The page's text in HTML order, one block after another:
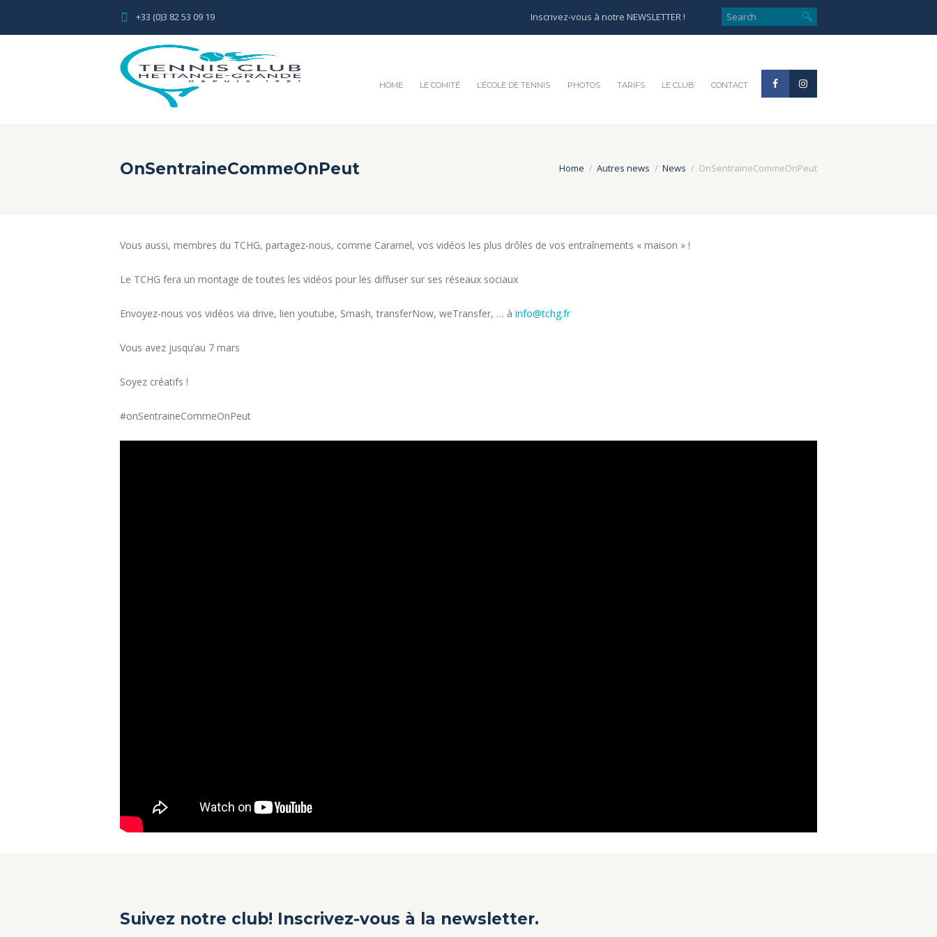
+33 (0)3 82 53 09 19 Inscrivez-vous à notre NEWSLETTER !
HOME LE COMITÉ L’ÉCOLE DE TENNIS PHOTOS TARIFS LE CLUB CONTACT
OnSentraineCommeOnPeut Home Autres news News OnSentraineCommeOnPeut
Vous aussi, membres du TCHG, partagez-nous, comme Caramel, vos vidéos les plus drôles de vos entraînements « maison » !
Le TCHG fera un montage de toutes les vidéos pour les diffuser sur ses réseaux sociaux
Envoyez-nous vos vidéos via drive, lien youtube, Smash, transferNow, weTransfer, … à info@tchg.fr
Vous avez jusqu’au 7 mars
Soyez créatifs !
#onSentraineCommeOnPeut
Suivez notre club! Inscrivez-vous à la newsletter.